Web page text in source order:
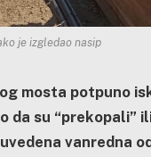
je izgledao nasip
mosta potpuno
da su “prekopali”
vanredna